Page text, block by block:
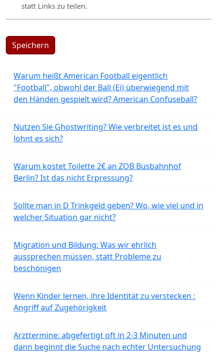
statt Links zu teilen.
Speichern
Warum heißt American Football eigentlich
"Football", obwohl der Ball (Ei) überwiegend mit
den Händen gespielt wird? American Confuseball?
Nutzen Sie Ghostwriting? Wie verbreitet ist es und
lohnt es sich?
Warum kostet Toilette 2€ an ZOB Busbahnhof
Berlin? Ist das nicht Erpressung?
Sollte man in D Trinkgeld geben? Wo, wie viel und in
welcher Situation gar nicht?
Migration und Bildung: Was wir ehrlich
aussprechen müssen, statt Probleme zu
beschönigen
Wenn Kinder lernen, ihre Identität zu verstecken :
Angriff auf Zugehörigkeit
Arzttermine: abgefertigt oft in 2-3 Minuten und
dann beginnt die Suche nach echter Untersuchung